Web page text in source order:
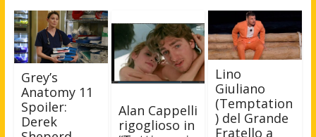
Grey’s
Anatomy 11
Spoiler:
Derek
Alan Cappelli
rigoglioso in
Lino
Giuliano
(Temptation
) del Grande
Fratello a